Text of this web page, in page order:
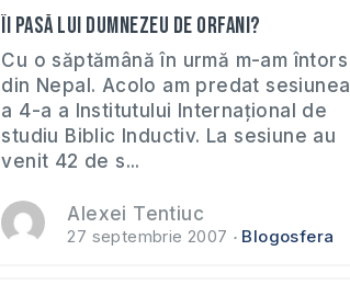
Îi pasă Lui Dumnezeu de orfani?
Cu o săptămână în urmă m-am întors
din Nepal. Acolo am predat sesiunea
a 4-a a Institutului Internațional de
studiu Biblic Inductiv. La sesiune au
venit 42 de s...
Alexei Tentiuc
27 septembrie 2007 Blogosfera